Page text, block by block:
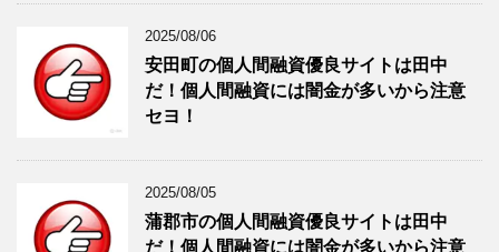
2025/08/06
安田町の個人間融資優良サイトは田中
だ！個人間融資には闇金が多いから注意
セヨ！
2025/08/05
蒲郡市の個人間融資優良サイトは田中
だ！個人間融資には闇金が多いから注意